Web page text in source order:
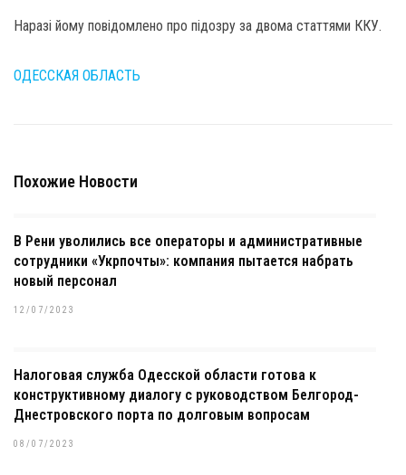
Наразі йому повідомлено про підозру за двома статтями ККУ.
ОДЕССКАЯ ОБЛАСТЬ
Похожие Новости
В Рени уволились все операторы и административные
сотрудники «Укрпочты»: компания пытается набрать
новый персонал
12/07/2023
Налоговая служба Одесской области готова к
конструктивному диалогу с руководством Белгород-
Днестровского порта по долговым вопросам
08/07/2023